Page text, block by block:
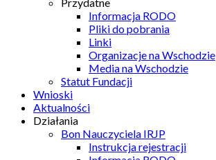
Informacja RODO
Pliki do pobrania
Linki
Organizacje na Wschodzie
Media na Wschodzie
Statut Fundacji
Wnioski
Aktualności
Działania
Bon Nauczyciela IRJP
Instrukcja rejestracji